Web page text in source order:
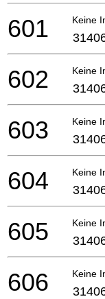
Keine
601
Keine
602
Keine
603
Keine
604
Keine
605
Keine
606